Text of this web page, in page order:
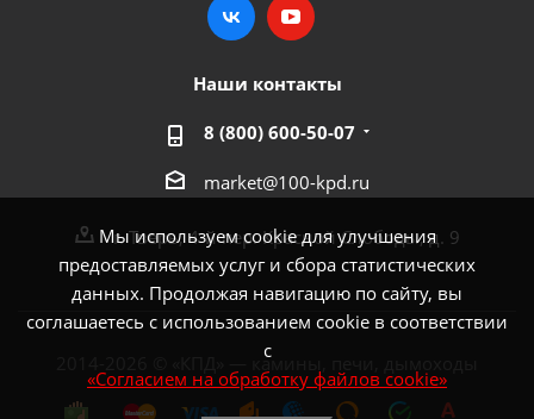
Мы используем cookie для улучшения
предоставляемых услуг и сбора статистических
данных. Продолжая навигацию по сайту, вы
соглашаетесь с использованием cookie в соответствии
с
«Согласием на обработку файлов cookie»
Наши контакты
8 (800) 600-50-07
market@100-kpd.ru
г. Тверь, 4-й пер. Красной Слободы, д. 9
2014-2026 © «КПД» — камины, печи, дымоходы